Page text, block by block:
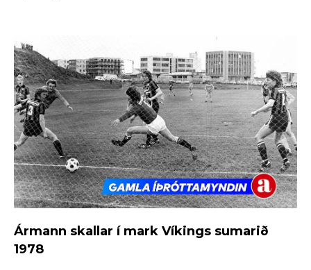
Ármann skallar í mark Víkings sumarið
1978